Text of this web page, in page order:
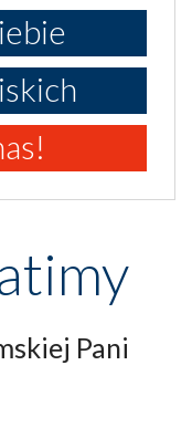
Pani